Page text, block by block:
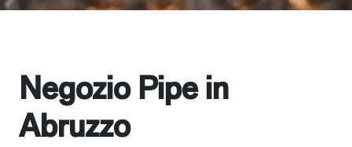
Negozio Pipe in
Abruzzo